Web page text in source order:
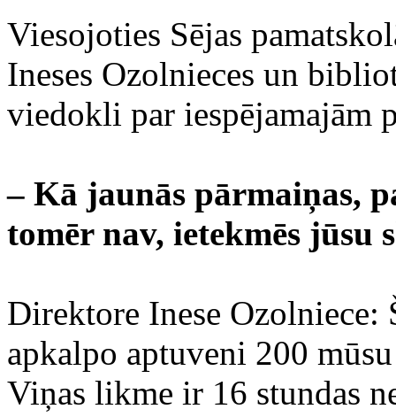
Viesojoties Sējas
Ineses Ozolnieces un
viedokli par iespējamajām
– Kā jaunās pārmaiņas,
tomēr nav, ietekmēs jūsu
Direktore Inese
apkalpo aptuveni 200
Viņas likme ir 16 stundas